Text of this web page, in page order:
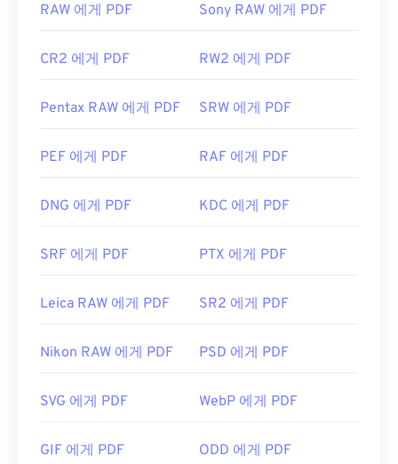
RAW 에게 PDF Sony RAW 에게 PDF
CR2 에게 PDF RW2 에게 PDF
Pentax RAW 에게 PDF SRW 에게 PDF
PEF 에게 PDF RAF 에게 PDF
DNG 에게 PDF KDC 에게 PDF
SRF 에게 PDF PTX 에게 PDF
Leica RAW 에게 PDF SR2 에게 PDF
Nikon RAW 에게 PDF PSD 에게 PDF
SVG 에게 PDF WebP 에게 PDF
GIF 에게 PDF ODD 에게 PDF